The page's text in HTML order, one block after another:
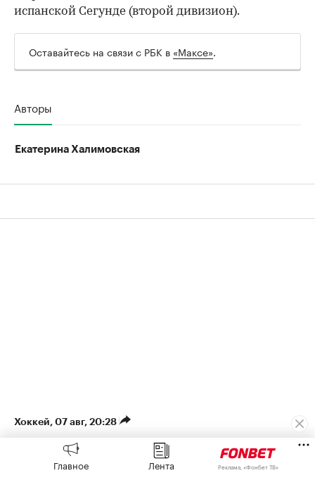
испанской Сегунде (второй дивизион).
Оставайтесь на связи с РБК в «Максе».
Авторы
Екатерина Халимовская
Хоккей 07 авг, 20:28
СКА обменял канадского
легионера в «Салават
Главное Лента Реклама, «Фонбет ТВ»